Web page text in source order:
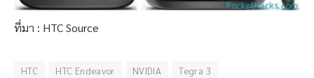
ที่มา : HTC Source
HTC HTC Endeavor NVIDIA Tegra 3